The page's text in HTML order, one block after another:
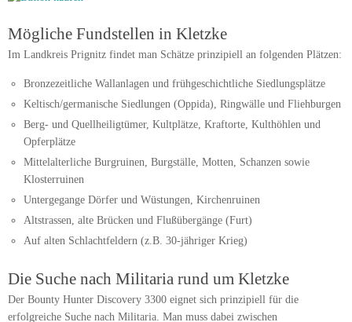
Mögliche Fundstellen in Kletzke
Im Landkreis Prignitz findet man Schätze prinzipiell an folgenden Plätzen:
Bronzezeitliche Wallanlagen und frühgeschichtliche Siedlungsplätze
Keltisch/germanische Siedlungen (Oppida), Ringwälle und Fliehburgen
Berg- und Quellheiligtümer, Kultplätze, Kraftorte, Kulthöhlen und
Opferplätze
Mittelalterliche Burgruinen, Burgställe, Motten, Schanzen sowie
Klosterruinen
Untergegange Dörfer und Wüstungen, Kirchenruinen
Altstrassen, alte Brücken und Flußübergänge (Furt)
Auf alten Schlachtfeldern (z.B. 30-jähriger Krieg)
Die Suche nach Militaria rund um Kletzke
Der Bounty Hunter Discovery 3300 eignet sich prinzipiell für die
erfolgreiche Suche nach Militaria. Man muss dabei zwischen